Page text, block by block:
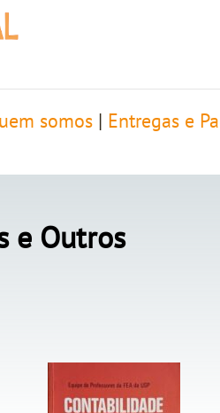
somos Entregas e
e Outros